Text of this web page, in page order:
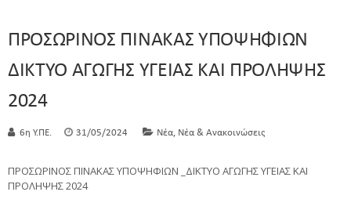
ΠΡΟΣΩΡΙΝΟΣ ΠΙΝΑΚΑΣ ΥΠΟΨΗΦΙΩΝ
ΔΙΚΤΥΟ ΑΓΩΓΗΣ ΥΓΕΙΑΣ ΚΑΙ ΠΡΟΛΗΨΗΣ
2024
6η Υ.ΠΕ. 31/05/2024 Νέα, Νέα & Ανακοινώσεις
ΠΡΟΣΩΡΙΝΟΣ ΠΙΝΑΚΑΣ ΥΠΟΨΗΦΙΩΝ _ΔΙΚΤΥΟ ΑΓΩΓΗΣ ΥΓΕΙΑΣ ΚΑΙ
ΠΡΟΛΗΨΗΣ 2024